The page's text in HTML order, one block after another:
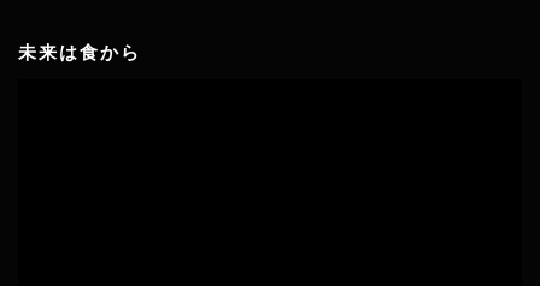
未来は食から